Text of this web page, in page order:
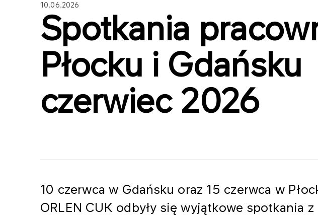
10.06.2026
Spotkania
Płocku i Gdańsku
czerwiec 2026
10 czerwca w Gdańsku oraz 15 czerwca w
ORLEN CUK odbyły się wyjątkowe spotkania